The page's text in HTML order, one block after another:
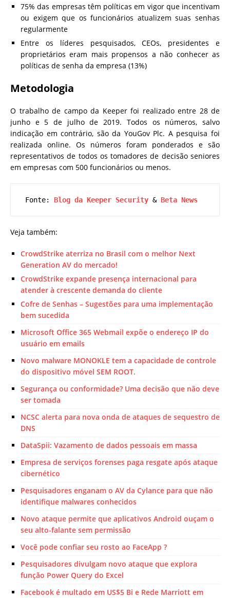
75% das empresas têm políticas em vigor que incentivam
ou exigem que os funcionários atualizem suas senhas
regularmente
Entre os líderes pesquisados, CEOs, presidentes e
proprietários eram mais propensos a não conhecer as
políticas de senha da empresa (13%)
Metodologia
O trabalho de campo da Keeper foi realizado entre 28 de
junho e 5 de julho de 2019. Todos os números, salvo
indicação em contrário, são da YouGov Plc. A pesquisa foi
realizada online. Os números foram ponderados e são
representativos de todos os tomadores de decisão seniores
em empresas com 500 funcionários ou menos.
Fonte: Blog da Keeper Security & Beta News
Veja também:
CrowdStrike aterriza no Brasil com o melhor Next
Generation AV do mercado!
CrowdStrike expande presença internacional para
atender à crescente demanda do cliente
Cofre de Senhas – Sugestões para uma implementação
bem sucedida
Microsoft Office 365 Webmail expõe o endereço IP do
usuário em emails
Novo malware MONOKLE tem a capacidade de controle
do dispositivo móvel SEM ROOT.
Segurança ou conformidade? Uma decisão que não deve
ser tomada
NCSC alerta para nova onda de ataques de sequestro de
DNS
DataSpii: Vazamento de dados pessoais em massa
Empresa de serviços forenses paga resgate após ataque
cibernético
Pesquisadores enganam o AV da Cylance para que não
identifique malwares conhecidos
Novo ataque permite que aplicativos Android ouçam o
seu alto-falante sem permissão
Você pode confiar seu rosto ao FaceApp ?
Pesquisadores divulgam novo ataque que explora
função Power Query do Excel
Facebook é multado em US$5 Bi e Rede Marriott em